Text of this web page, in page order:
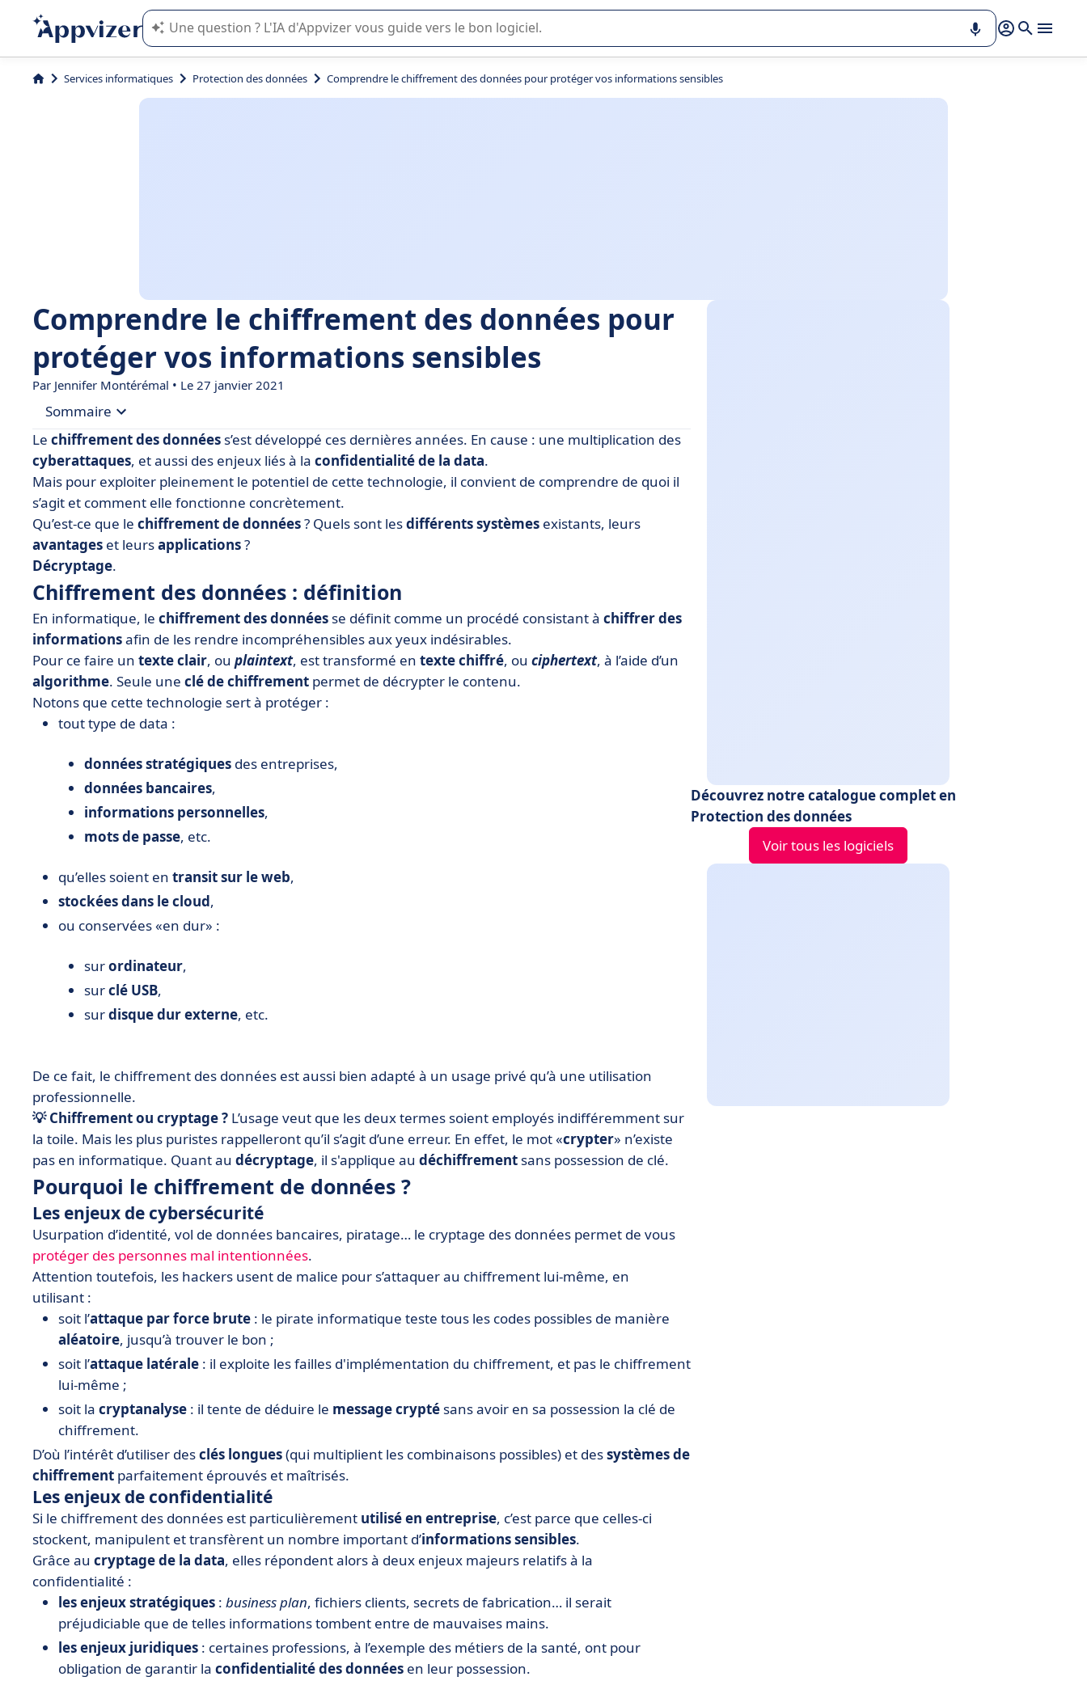
L'IA de Appvizer vous guide dans l'utilisation ou la sélection de logiciel SaaS en entreprise.
Services informatiques Protection des données Comprendre le chiffrement des données pour protéger vos informations sensibles
Comprendre le chiffrement des données pour
protéger vos informations sensibles
Par Jennifer Montérémal • Le 27 janvier 2021
Sommaire
• Chiffrement des données : définition
• Pourquoi le chiffrement de données ?
• Les différents systèmes de chiffrement des données
• Comment chiffrer les données ? Exemples de cas d'usage et de logiciels cryptage de données
Le chiffrement des données s’est développé ces dernières années. En cause : une multiplication des
cyberattaques, et aussi des enjeux liés à la confidentialité de la data.
Mais pour exploiter pleinement le potentiel de cette technologie, il convient de comprendre de quoi il
s’agit et comment elle fonctionne concrètement.
Qu’est-ce que le chiffrement de données? Quels sont lesdifférents systèmes existants, leurs
avantages et leursapplications?
Décryptage.
Chiffrement des données : définition
En informatique, le chiffrement des données se définit comme un procédé consistant à chiffrer des
informationsafin de les rendre incompréhensibles aux yeux indésirables.
Pour ce faire un texte clair, ou plaintext, est transformé en texte chiffré, ou ciphertext, à l’aide d’un
algorithme. Seule une clé de chiffrement permet de décrypter le contenu.
Notons que cette technologie sert à protéger :
tout type de data :
données stratégiques des entreprises,
données bancaires,
informations personnelles,
mots de passe, etc.
qu’elles soient en transit sur le web,
stockées dans le cloud,
ou conservées «en dur» :
surordinateur,
surclé USB,
surdisque dur externe, etc.
De ce fait, le chiffrement des données est aussi bien adapté à un usage privé qu’à une utilisation
professionnelle.
💡 Chiffrement ou cryptage ? L’usage veut que les deux termes soient employés indifféremment sur
la toile. Mais les plus puristes rappelleront qu’il s’agit d’une erreur. En effet, le mot «crypter» n’existe
pas en informatique. Quant au décryptage, il s'applique au déchiffrement sans possession de clé.
Pourquoi le chiffrement de données ?
Les enjeux de cybersécurité
Usurpation d’identité, vol de données bancaires, piratage… le cryptage des données permet de vous
protéger des personnes mal intentionnées.
Attention toutefois, les hackers usent de malice pour s’attaquer au chiffrement lui-même, en
utilisant :
soit l’attaque par force brute : le pirate informatique teste tous les codes possibles de manière
aléatoire, jusqu’à trouver le bon ;
soit l’attaque latérale : il exploite les failles d'implémentation du chiffrement, et pas le chiffrement
lui-même ;
soit la cryptanalyse : il tente de déduire le message crypté sans avoir en sa possession la clé de
chiffrement.
D’où l’intérêt d’utiliser desclés longues(qui multiplient les combinaisons possibles) et dessystèmes de
chiffrement parfaitement éprouvés et maîtrisés.
Les enjeux de confidentialité
Si le chiffrement des données est particulièrement utilisé en entreprise, c’est parce que celles-ci
stockent, manipulent et transfèrent un nombre important d’informations sensibles.
Grâce au cryptage de la data, elles répondent alors à deux enjeux majeurs relatifs à la
confidentialité :
les enjeux stratégiques : business plan, fichiers clients, secrets de fabrication… il serait
préjudiciable que de telles informations tombent entre de mauvaises mains.
les enjeux juridiques : certaines professions, à l’exemple des métiers de la santé, ont pour
obligation de garantir la confidentialité des données en leur possession.
Découvrez notre catalogue complet en
Protection des données
Voir tous les logiciels